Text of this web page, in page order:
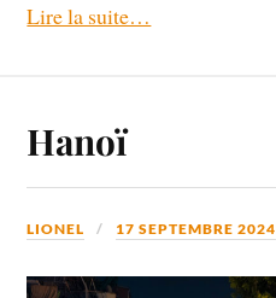
Lire la suite…
Hanoï
LIONEL 17 SEPTEMBRE 2024